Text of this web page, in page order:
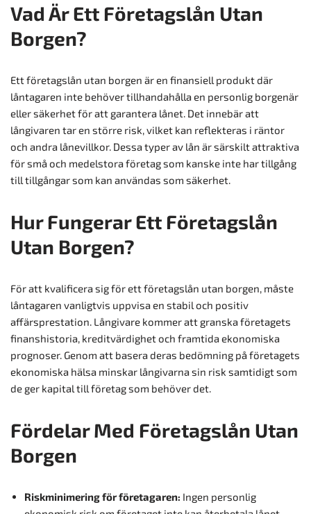
Vad Är Ett Företagslån Utan
Borgen?
Ett företagslån utan borgen är en finansiell produkt där
låntagaren inte behöver tillhandahålla en personlig borgenär
eller säkerhet för att garantera lånet. Det innebär att
långivaren tar en större risk, vilket kan reflekteras i räntor
och andra lånevillkor. Dessa typer av lån är särskilt attraktiva
för små och medelstora företag som kanske inte har tillgång
till tillgångar som kan användas som säkerhet.
Hur Fungerar Ett Företagslån
Utan Borgen?
För att kvalificera sig för ett företagslån utan borgen, måste
låntagaren vanligtvis uppvisa en stabil och positiv
affärsprestation. Långivare kommer att granska företagets
finanshistoria, kreditvärdighet och framtida ekonomiska
prognoser. Genom att basera deras bedömning på företagets
ekonomiska hälsa minskar långivarna sin risk samtidigt som
de ger kapital till företag som behöver det.
Fördelar Med Företagslån Utan
Borgen
Riskminimering för företagaren: Ingen personlig